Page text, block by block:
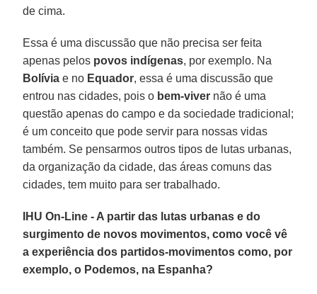
de cima.
Essa é uma discussão que não precisa ser feita
apenas pelos povos indígenas, por exemplo. Na
Bolívia e no Equador, essa é uma discussão que
entrou nas cidades, pois o bem-viver não é uma
questão apenas do campo e da sociedade tradicional;
é um conceito que pode servir para nossas vidas
também. Se pensarmos outros tipos de lutas urbanas,
da organização da cidade, das áreas comuns das
cidades, tem muito para ser trabalhado.
IHU On-Line - A partir das lutas urbanas e do
surgimento de novos movimentos, como você vê
a experiência dos partidos-movimentos como, por
exemplo, o Podemos, na Espanha?